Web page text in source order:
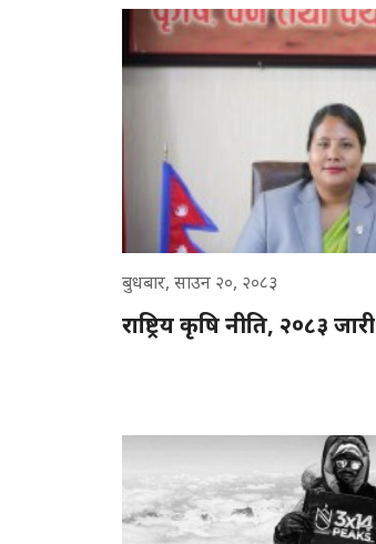
बुधबार, साउन २०, २०८३
राष्ट्रिय कृषि नीति, २०८३ जारी